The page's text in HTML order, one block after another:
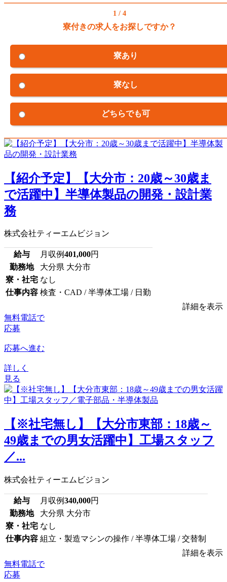
1 / 4
寮付きの求人をお探しですか？
寮あり
寮なし
どちらでも可
【紹介予定】【大分市：20歳～30歳ま
で活躍中】半導体製品の開発・設計業
務
株式会社ティーエムビジョン
給与 月収例401,000円
勤務地
大分県 大分市
寮・社宅 なし
仕事内容 検査・CAD / 半導体工場 / 日勤
詳細を表示
無料電話で
応募
応募へ進む
詳しく
見る
【※社宅無し】【大分市東部：18歳～
49歳までの男女活躍中】工場スタッフ
／...
株式会社ティーエムビジョン
給与 月収例340,000円
勤務地
大分県 大分市
寮・社宅 なし
仕事内容 組立・製造マシンの操作 / 半導体工場 / 交替制
詳細を表示
無料電話で
応募